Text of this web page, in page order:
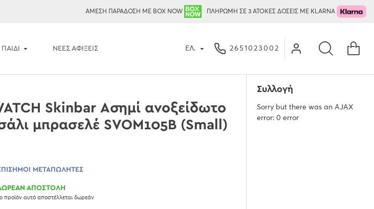
ΑΜΕΣΗ ΠΑΡΑΔΟΣΗ ΜΕ BOX NOW ΠΛΗΡΩΜΗ ΣΕ 3 ΑΤΟΚΕΣ ΔΟΣΕΙΣ ΜΕ KLARNA
ΠΑΙΔΙ ΝΈΕΣ ΑΦΊΞΕΙΣ ΕΛ. 2651023002
Skinbar Ασημί ανοξείδωτο
μπρασελέ SVOM105B (Small)
ΑΠΟΣΤΟΛΗ
προϊόν αυτό αποστέλλεται δωρεάν
ΜΕΤΑΠΩΛΗΤΈΣ
Συλλογή
Sorry but there was an AJAX
error: 0 error